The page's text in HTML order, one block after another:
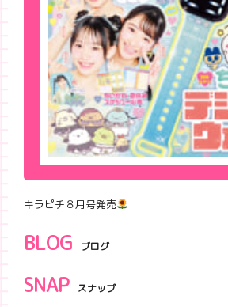
キラピチ８月号発売
BLOG ブログ
SNAP スナップ